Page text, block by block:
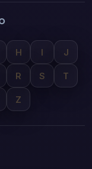
H I J
R S T
Z